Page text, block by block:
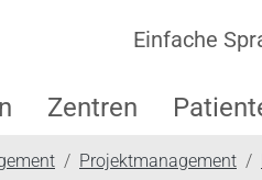
Einfache
Zentren
Projektmanagement